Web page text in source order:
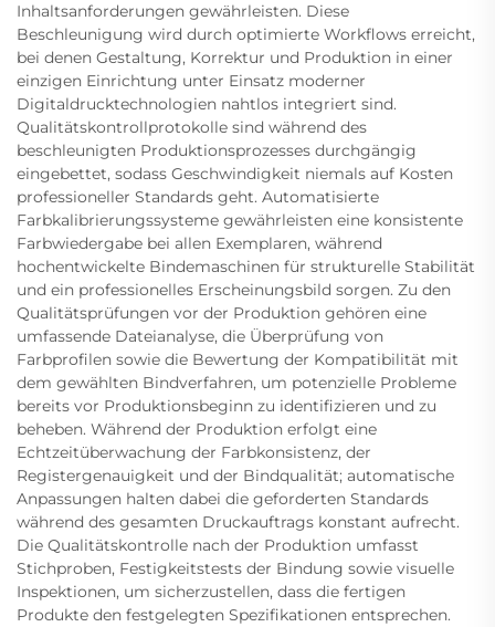
Inhaltsanforderungen gewährleisten. Diese
Beschleunigung wird durch optimierte Workflows erreicht,
bei denen Gestaltung, Korrektur und Produktion in einer
einzigen Einrichtung unter Einsatz moderner
Digitaldrucktechnologien nahtlos integriert sind.
Qualitätskontrollprotokolle sind während des
beschleunigten Produktionsprozesses durchgängig
eingebettet, sodass Geschwindigkeit niemals auf Kosten
professioneller Standards geht. Automatisierte
Farbkalibrierungssysteme gewährleisten eine konsistente
Farbwiedergabe bei allen Exemplaren, während
hochentwickelte Bindemaschinen für strukturelle Stabilität
und ein professionelles Erscheinungsbild sorgen. Zu den
Qualitätsprüfungen vor der Produktion gehören eine
umfassende Dateianalyse, die Überprüfung von
Farbprofilen sowie die Bewertung der Kompatibilität mit
dem gewählten Bindverfahren, um potenzielle Probleme
bereits vor Produktionsbeginn zu identifizieren und zu
beheben. Während der Produktion erfolgt eine
Echtzeitüberwachung der Farbkonsistenz, der
Registergenauigkeit und der Bindqualität; automatische
Anpassungen halten dabei die geforderten Standards
während des gesamten Druckauftrags konstant aufrecht.
Die Qualitätskontrolle nach der Produktion umfasst
Stichproben, Festigkeitstests der Bindung sowie visuelle
Inspektionen, um sicherzustellen, dass die fertigen
Produkte den festgelegten Spezifikationen entsprechen.